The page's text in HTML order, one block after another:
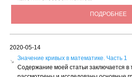
ПОДРОБНЕЕ
2020-05-14
Значение кривых в математике. Часть 1
Содержание моей статьи заключается в